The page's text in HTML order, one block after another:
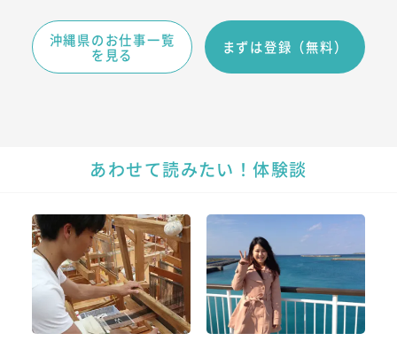
沖縄県のお仕事一覧
を見る
まずは登録（無料）
あわせて読みたい！体験談